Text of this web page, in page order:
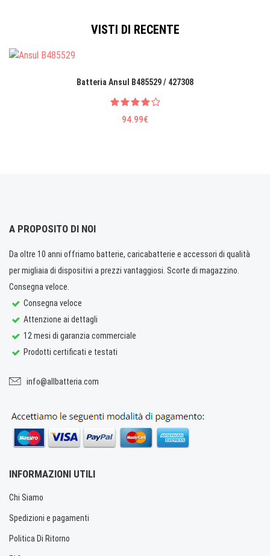
VISTI DI RECENTE
Batteria Ansul B485529 / 427308
94.99€
A PROPOSITO DI NOI
Da oltre 10 anni offriamo batterie, caricabatterie e accessori di qualità
per migliaia di dispositivi a prezzi vantaggiosi. Scorte di magazzino.
Consegna veloce.
Consegna veloce
Attenzione ai dettagli
12 mesi di garanzia commerciale
Prodotti certificati e testati
info@allbatteria.com
INFORMAZIONI UTILI
Chi Siamo
Spedizioni e pagamenti
Politica Di Ritorno